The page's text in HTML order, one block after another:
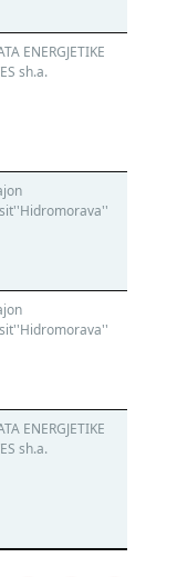
ENERGJETIKE
sh.a.
ENERGJETIKE
sh.a.